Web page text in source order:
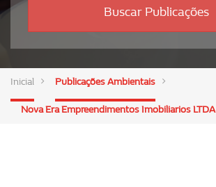
Buscar Publicações
Inicial Publicações Ambientais
Nova Era Empreendimentos Imobiliarios LTDA